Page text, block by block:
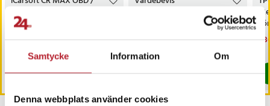
Samtycke Information Om
Denna webbplats använder cookies
OBD2 felkodsläsare /
bildiagnosverktyg /
I lager, levereras inom 1-2 vardagar
Köp
I lager, levereras inom 1-2 vardagar